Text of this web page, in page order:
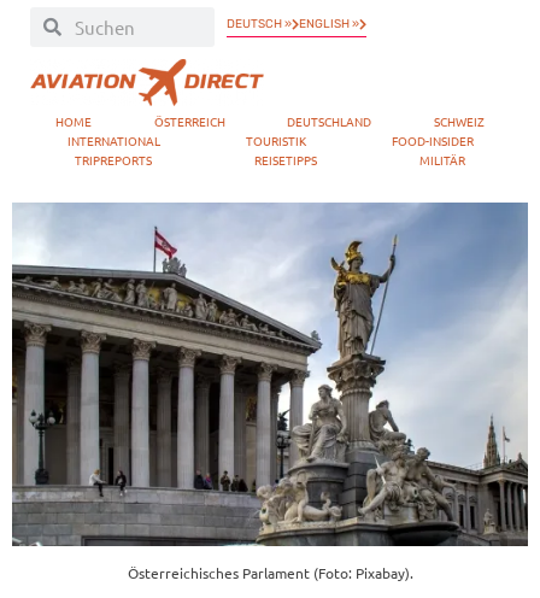
DEUTSCH » ENGLISH »
HOME ÖSTERREICH DEUTSCHLAND
SCHWEIZ
INTERNATIONAL
TOURISTIK
FOOD-INSIDER
TRIPREPORTS
REISETIPPS MILITÄR
Österreichisches Parlament (Foto: Pixabay).